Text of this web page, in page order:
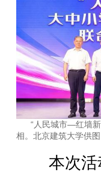
“人民城市—红墙
相。北京建筑大学供图
本次活动